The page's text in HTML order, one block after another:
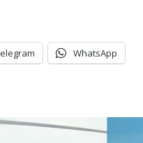
WhatsApp